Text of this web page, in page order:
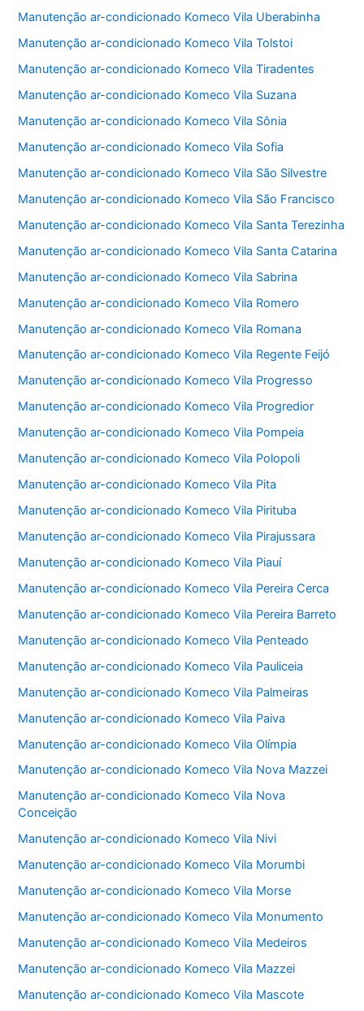
Manutenção ar-condicionado Komeco Vila Uberabinha
Manutenção ar-condicionado Komeco Vila Tolstoi
Manutenção ar-condicionado Komeco Vila Tiradentes
Manutenção ar-condicionado Komeco Vila Suzana
Manutenção ar-condicionado Komeco Vila Sônia
Manutenção ar-condicionado Komeco Vila Sofia
Manutenção ar-condicionado Komeco Vila São Silvestre
Manutenção ar-condicionado Komeco Vila São Francisco
Manutenção ar-condicionado Komeco Vila Santa Terezinha
Manutenção ar-condicionado Komeco Vila Santa Catarina
Manutenção ar-condicionado Komeco Vila Sabrina
Manutenção ar-condicionado Komeco Vila Romero
Manutenção ar-condicionado Komeco Vila Romana
Manutenção ar-condicionado Komeco Vila Regente Feijó
Manutenção ar-condicionado Komeco Vila Progresso
Manutenção ar-condicionado Komeco Vila Progredior
Manutenção ar-condicionado Komeco Vila Pompeia
Manutenção ar-condicionado Komeco Vila Polopoli
Manutenção ar-condicionado Komeco Vila Pita
Manutenção ar-condicionado Komeco Vila Pirituba
Manutenção ar-condicionado Komeco Vila Pirajussara
Manutenção ar-condicionado Komeco Vila Piauí
Manutenção ar-condicionado Komeco Vila Pereira Cerca
Manutenção ar-condicionado Komeco Vila Pereira Barreto
Manutenção ar-condicionado Komeco Vila Penteado
Manutenção ar-condicionado Komeco Vila Pauliceia
Manutenção ar-condicionado Komeco Vila Palmeiras
Manutenção ar-condicionado Komeco Vila Paiva
Manutenção ar-condicionado Komeco Vila Olímpia
Manutenção ar-condicionado Komeco Vila Nova Mazzei
Manutenção ar-condicionado Komeco Vila Nova
Conceição
Manutenção ar-condicionado Komeco Vila Nivi
Manutenção ar-condicionado Komeco Vila Morumbi
Manutenção ar-condicionado Komeco Vila Morse
Manutenção ar-condicionado Komeco Vila Monumento
Manutenção ar-condicionado Komeco Vila Medeiros
Manutenção ar-condicionado Komeco Vila Mazzei
Manutenção ar-condicionado Komeco Vila Mascote